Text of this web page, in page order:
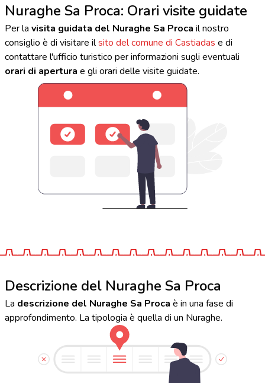
Nuraghe Sa Proca: Orari visite guidate
Per la visita guidata del Nuraghe Sa Proca il nostro
consiglio è di visitare ilsito del comune di Castiadas e di
contattare l'ufficio turistico per informazioni sugli eventuali
orari di apertura e gli orari delle visite guidate.
Descrizione del Nuraghe Sa Proca
La descrizione del Nuraghe Sa Proca è in una fase di
approfondimento. La tipologia è quella di un Nuraghe.